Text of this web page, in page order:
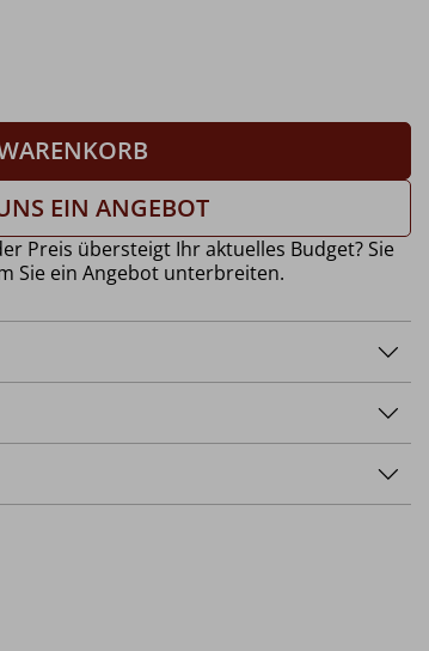
EIN ANGEBOT
Preis übersteigt Ihr aktuelles Budget? Sie
Sie ein Angebot unterbreiten.